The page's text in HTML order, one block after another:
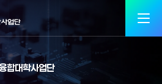
합대학사업단